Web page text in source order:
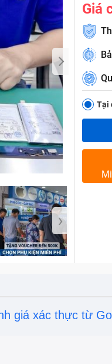
Bảo
›
Giá
Tại
giá xác thực từ